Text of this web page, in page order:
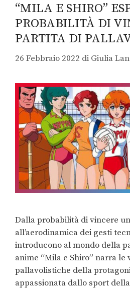
“MILA E SHIRO”
PROBABILITÀ DI
PARTITA DI
26 Febbraio 2022 di Giulia
Dalla probabilità di vincere
all’aerodinamica dei gesti
introducono al mondo della
anime “Mila e Shiro” narra le
pallavolistiche della
appassionata dallo sport